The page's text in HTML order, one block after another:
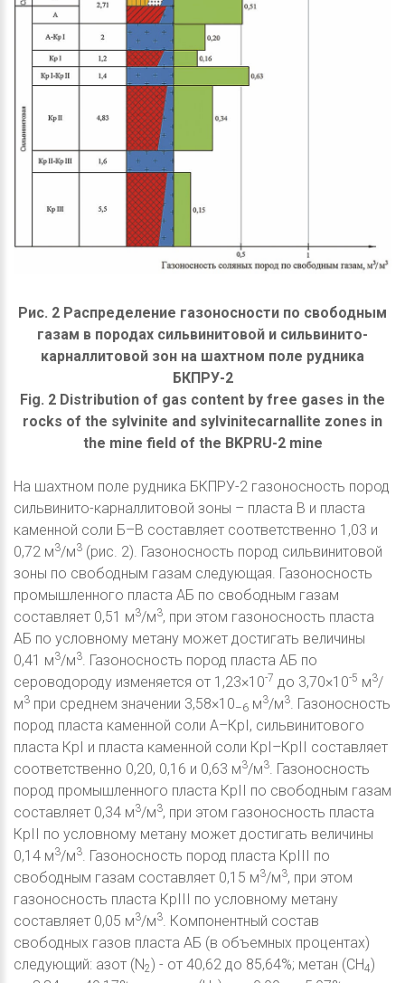
Рис. 2 Распределение газоносности по свободным
газам в породах сильвинитовой и сильвинито-
карналлитовой зон на шахтном поле рудника
БКПРУ-2
Fig. 2 Distribution of gas content by free gases in the
rocks of the sylvinite and sylvinitecarnallite zones in
the mine field of the BKPRU-2 mine
На шахтном поле рудника БКПРУ-2 газоносность пород
сильвинито-карналлитовой зоны – пласта В и пласта
каменной соли Б–В составляет соответственно 1,03 и
0,72 м3/м3 (рис. 2). Газоносность пород сильвинитовой
зоны по свободным газам следующая. Газоносность
промышленного пласта АБ по свободным газам
составляет 0,51 м3/м3, при этом газоносность пласта
АБ по условному метану может достигать величины
0,41 м3/м3. Газоносность пород пласта АБ по
сероводороду изменяется от 1,23×10-7 до 3,70×10-5 м3/
м3 при среднем значении 3,58×10–6 м3/м3. Газоносность
пород пласта каменной соли А–КрI, сильвинитового
пласта КрI и пласта каменной соли КрI–КрII составляет
соответственно 0,20, 0,16 и 0,63 м3/м3. Газоносность
пород промышленного пласта КрII по свободным газам
составляет 0,34 м3/м3, при этом газоносность пласта
КрII по условному метану может достигать величины
0,14 м3/м3. Газоносность пород пласта КрIII по
свободным газам составляет 0,15 м3/м3, при этом
газоносность пласта КрIII по условному метану
составляет 0,05 м3/м3. Компонентный состав
свободных газов пласта АБ (в объемных процентах)
следующий: азот (N2) - от 40,62 до 85,64%; метан (CH4)